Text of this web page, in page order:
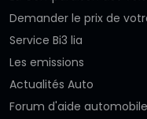
Demander le prix de
Service Bi3 lia
Les emissions
Actualités Auto
Forum d'aide automobile